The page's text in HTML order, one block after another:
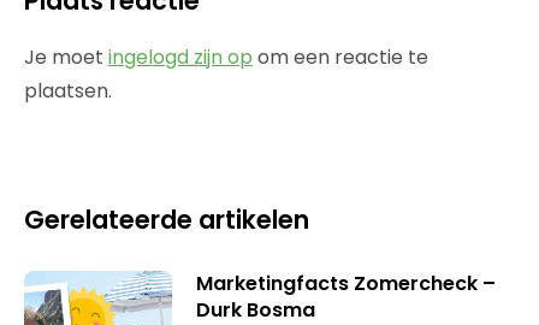
Je moet ingelogd zijn op om een reactie te
plaatsen.
Gerelateerde artikelen
Marketingfacts Zomercheck –
Durk Bosma